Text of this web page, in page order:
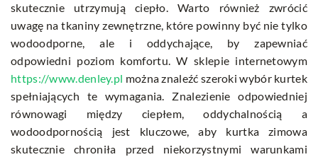
skutecznie utrzymują ciepło. Warto również zwrócić
uwagę na tkaniny zewnętrzne, które powinny być nie tylko
wodoodporne, ale i oddychające, by zapewniać
odpowiedni poziom komfortu. W sklepie internetowym
https://www.denley.pl można znaleźć szeroki wybór kurtek
spełniających te wymagania. Znalezienie odpowiedniej
równowagi między ciepłem, oddychalnością a
wodoodpornością jest kluczowe, aby kurtka zimowa
skutecznie chroniła przed niekorzystnymi warunkami